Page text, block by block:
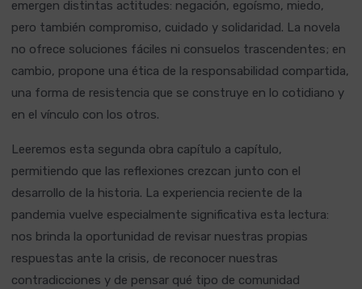
emergen distintas actitudes: negación, egoísmo, miedo,
pero también compromiso, cuidado y solidaridad. La novela
no ofrece soluciones fáciles ni consuelos trascendentes; en
cambio, propone una ética de la responsabilidad compartida,
una forma de resistencia que se construye en lo cotidiano y
en el vínculo con los otros.
Leeremos esta segunda obra capítulo a capítulo,
permitiendo que las reflexiones crezcan junto con el
desarrollo de la historia. La experiencia reciente de la
pandemia vuelve especialmente significativa esta lectura:
nos brinda la oportunidad de revisar nuestras propias
respuestas ante la crisis, de reconocer nuestras
contradicciones y de pensar qué tipo de comunidad